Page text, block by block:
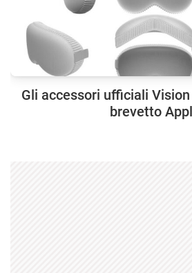
Gli accessori ufficiali
brevetto